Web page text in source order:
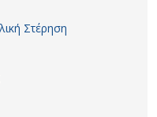
Στέρηση